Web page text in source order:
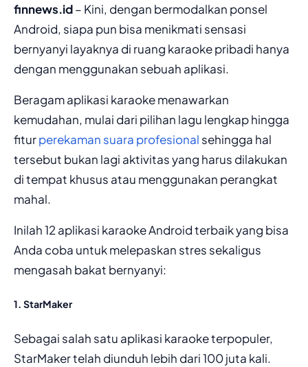
finnews.id– Kini, dengan bermodalkan ponsel
Android, siapa pun bisa menikmati sensasi
bernyanyi layaknya di ruang karaoke pribadi hanya
dengan menggunakan sebuah aplikasi.
Beragam aplikasi karaoke menawarkan
kemudahan, mulai dari pilihan lagu lengkap hingga
fiturperekaman suara profesional sehingga hal
tersebut bukan lagi aktivitas yang harus dilakukan
di tempat khusus atau menggunakan perangkat
mahal.
Inilah 12 aplikasi karaoke Android terbaik yang bisa
Anda coba untuk melepaskan stres sekaligus
mengasah bakat bernyanyi:
1. StarMaker
Sebagai salah satu aplikasi karaoke terpopuler,
StarMaker telah diunduh lebih dari 100 juta kali.